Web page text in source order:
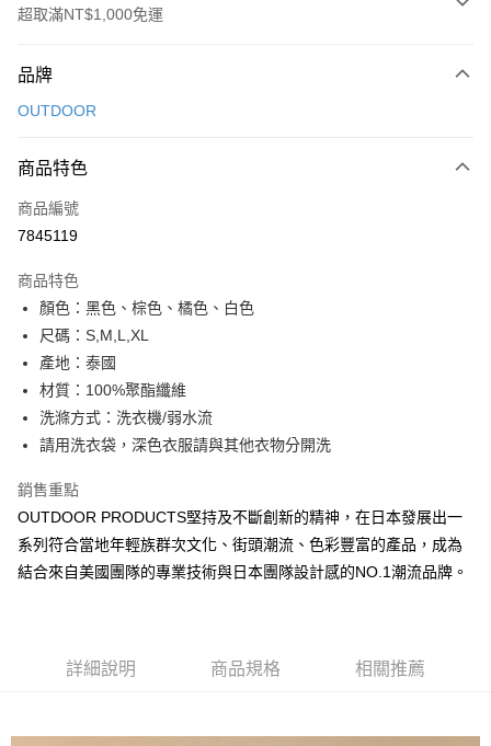
超取滿NT$1,000免運
信用卡一次付款
3 期 0 利率 每期
合作金庫商業銀行
上海商業儲蓄銀行
臺灣中小企業銀行
匯豐（台灣）商業銀行
聯邦商業銀行
元大商業銀行
玉山商業銀行
台灣樂天信用卡公司
合作金庫商業銀行
上海商業儲蓄銀行
國泰世華商業銀行
匯豐（台灣）商業銀行
聯邦商業銀行
元大商業銀行
玉山商業銀行
台新國際商業銀行
中國信託商業銀行
超商取貨付款
LINE Pay
Apple Pay
街口支付
悠遊付
Google Pay
大哥付你分期
1.本服務由台灣大哥大提供，台灣大哥大用戶可立即使用無須另外申請。
2.付款方式選擇「大哥付你分期」，訂單成立後會自動跳轉到大哥付的交易
消。如遇「轉專審核」未通過狀況，表示未達大哥付你分期系統評分，恕無
AFTEE先享後付
相關說明
１．簡單：不需註冊會員、不需綁卡、不需儲值。
２．便利：只要手機號碼，簡訊認證，即可結帳。
【「AFTEE先享後付」結帳流程】
運送方式
每筆NT$80，滿NT$1,000(含以上)免運費
品牌
OUTDOOR
商品特色
商品編號
7845119
商品特色
顏色：黑色、棕色、橘色、白色
尺碼：S,M,L,XL
產地：泰國
材質：100%聚酯纖維
洗滌方式：洗衣機/弱水流
請用洗衣袋，深色衣服請與其他衣物分開洗
銷售重點
OUTDOOR PRODUCTS堅持及不斷創新的精神，在日本發展出一
系列符合當地年輕族群次文化、街頭潮流、色彩豐富的產品，成為
結合來自美國團隊的專業技術與日本團隊設計感的NO.1潮流品牌。
詳細說明 商品規格 相關推薦